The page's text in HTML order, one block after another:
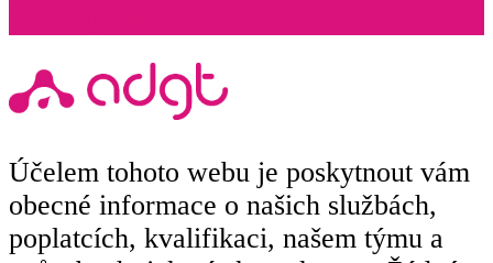
Účelem tohoto webu je poskytnout vám
obecné informace o našich službách,
poplatcích, kvalifikaci, našem týmu a